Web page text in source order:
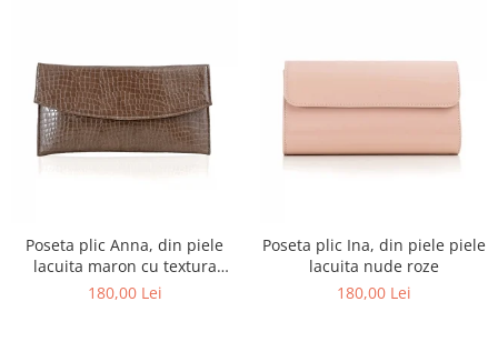
Poseta plic Anna, din piele
lacuita maron cu textura
croco
180,00 Lei
Poseta plic Ina, din piele piele
lacuita nude roze
180,00 Lei